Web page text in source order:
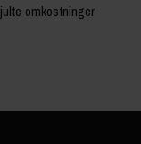
omkostninger